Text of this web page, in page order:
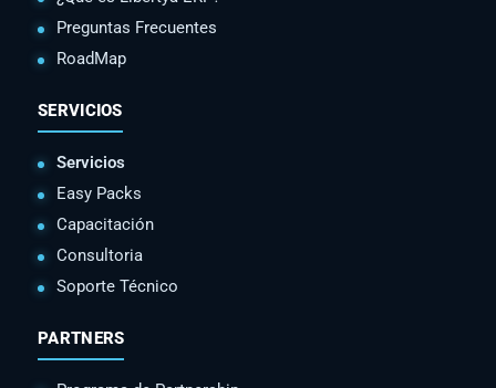
Preguntas Frecuentes
RoadMap
SERVICIOS
Servicios
Easy Packs
Capacitación
Consultoria
Soporte Técnico
PARTNERS